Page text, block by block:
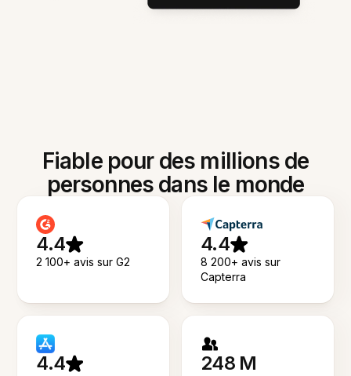
Fiable pour des millions de
personnes dans le monde
4.4
2 100+ avis sur G2
4.4
8 200+ avis sur
Capterra
4.4 248 M